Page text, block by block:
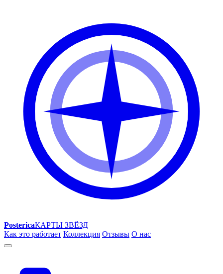
PostericaКАРТЫ ЗВЁЗД
Как это работает Коллекция Отзывы О нас